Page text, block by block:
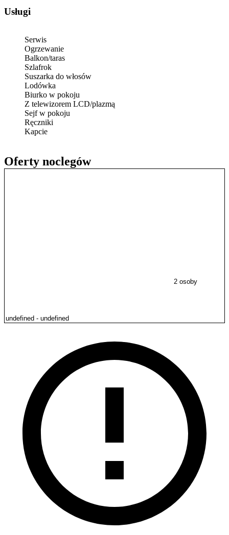
Oferty noclegów
2 osoby
Usługi
Serwis
Ogrzewanie
Balkon/taras
Szlafrok
Suszarka do włosów
Lodówka
Biurko w pokoju
Z telewizorem LCD/plazmą
Sejf w pokoju
Ręczniki
Kapcie